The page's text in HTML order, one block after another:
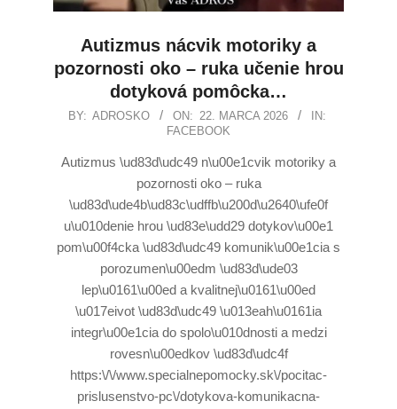
Autizmus nácvik motoriky a
pozornosti oko – ruka učenie hrou
dotyková pomôcka…
BY: ADROSKO ON: 22. MARCA 2026
IN:
FACEBOOK
Autizmus \ud83d\udc49 n\u00e1cvik motoriky a
pozornosti oko – ruka
\ud83d\ude4b\ud83c\udffb\u200d\u2640\ufe0f
u\u010denie hrou \ud83e\udd29 dotykov\u00e1
pom\u00f4cka \ud83d\udc49 komunik\u00e1cia s
porozumen\u00edm \ud83d\ude03
lep\u0161\u00ed a kvalitnej\u0161\u00ed
\u017eivot \ud83d\udc49 \u013eah\u0161ia
integr\u00e1cia do spolo\u010dnosti a medzi
rovesn\u00edkov \ud83d\udc4f
https:\/\/www.specialnepomocky.sk\/pocitac-
prislusenstvo-pc\/dotykova-komunikacna-